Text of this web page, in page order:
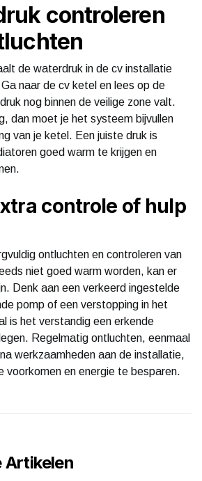
controleren
de waterdruk in de cv installatie
naar de cv ketel en lees op de
nog binnen de veilige zone valt.
dan moet je het systeem bijvullen
van je ketel. Een juiste druk is
goed warm te krijgen en
controle of hulp
ontluchten en controleren van
niet goed warm worden, kan er
Denk aan een verkeerd ingestelde
pomp of een verstopping in het
is het verstandig een erkende
Regelmatig ontluchten, eenmaal
werkzaamheden aan de installatie,
voorkomen en energie te besparen.
Artikelen